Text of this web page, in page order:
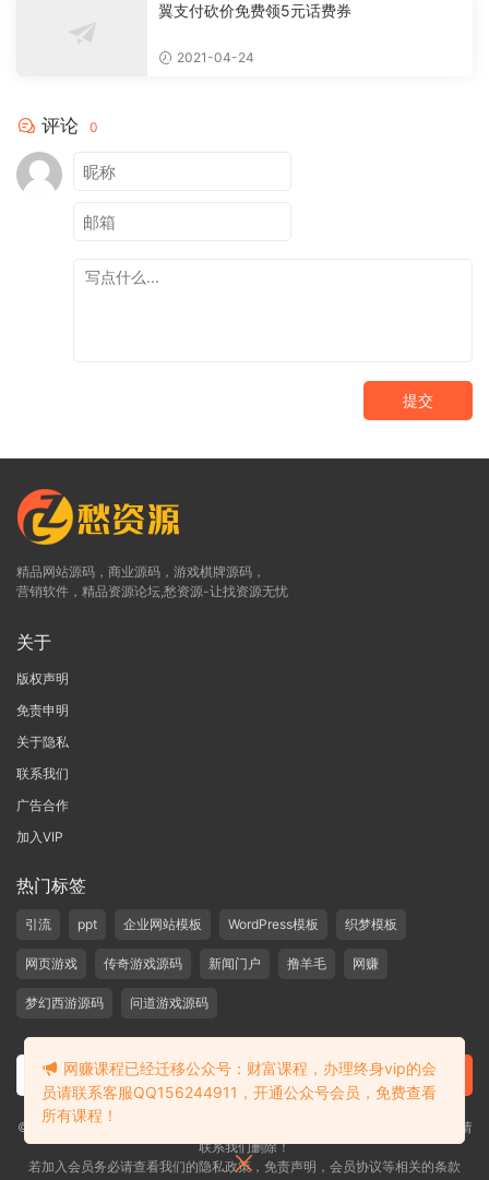
翼支付砍价免费领5元话费券
2021-04-24
评论 0
提交
精品网站源码，商业源码，游戏棋牌源码，
营销软件，精品资源论坛,愁资源-让找资源无忧
关于
版权声明
免责申明
关于隐私
联系我们
广告合作
加入VIP
热门标签
引流 ppt 企业网站模板 WordPress模板 织梦模板
网页游戏 传奇游戏源码 新闻门户 撸羊毛 网赚
梦幻西游源码 问道游戏源码
©2019-2020 愁资源 站内大部分资源收集于网络，若侵犯了您的合法权益，请
联系我们删除！
若加入会员务必请查看我们的隐私政策，免责声明，会员协议等相关的条款
网赚课程已经迁移公众号：财富课程，办理终身vip的会
员请联系客服QQ156244911，开通公众号会员，免费查看
所有课程！